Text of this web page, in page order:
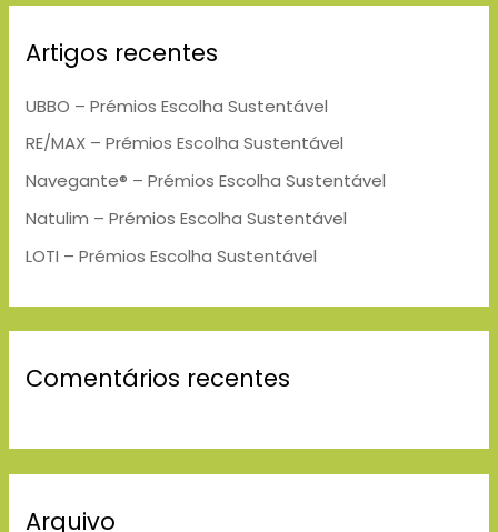
c
o
r
:
Artigos recentes
UBBO – Prémios Escolha Sustentável
RE/MAX – Prémios Escolha Sustentável
Navegante® – Prémios Escolha Sustentável
Natulim – Prémios Escolha Sustentável
LOTI – Prémios Escolha Sustentável
Comentários recentes
Arquivo